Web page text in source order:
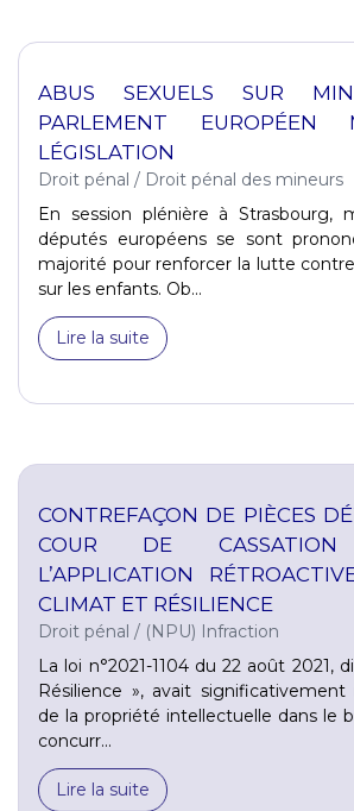
ABUS SEXUELS SUR
PARLEMENT EUROPÉEN
LÉGISLATION
Droit pénal / Droit pénal des mineurs
En session plénière à Strasbourg,
députés européens se sont
majorité pour renforcer la lutte
sur les enfants. Ob...
Lire la suite
CONTREFAÇON DE PIÈCES
COUR DE CASSATION
L’APPLICATION
CLIMAT ET RÉSILIENCE
Droit pénal / (NPU) Infraction
La loi n°2021-1104 du 22 août 2021,
Résilience », avait
de la propriété intellectuelle dans le
concurr...
Lire la suite